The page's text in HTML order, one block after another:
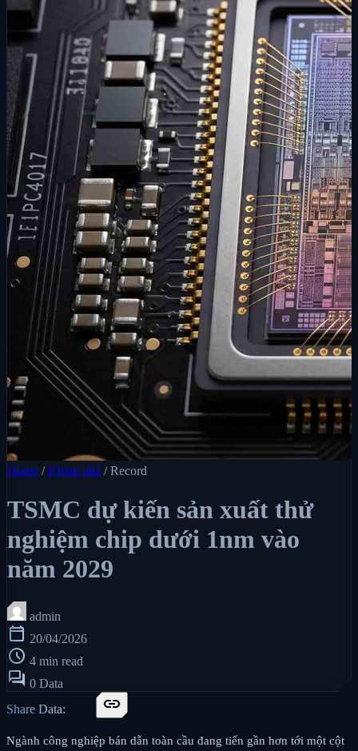
Home / Khám phá / Record
TSMC dự kiến sản xuất thử
nghiệm chip dưới 1nm vào
năm 2029
admin
calendar_today 20/04/2026
schedule 4 min read
forum 0 Data
Share Data:
link
Ngành công nghiệp bán dẫn toàn cầu đang tiến gần hơn tới một cột